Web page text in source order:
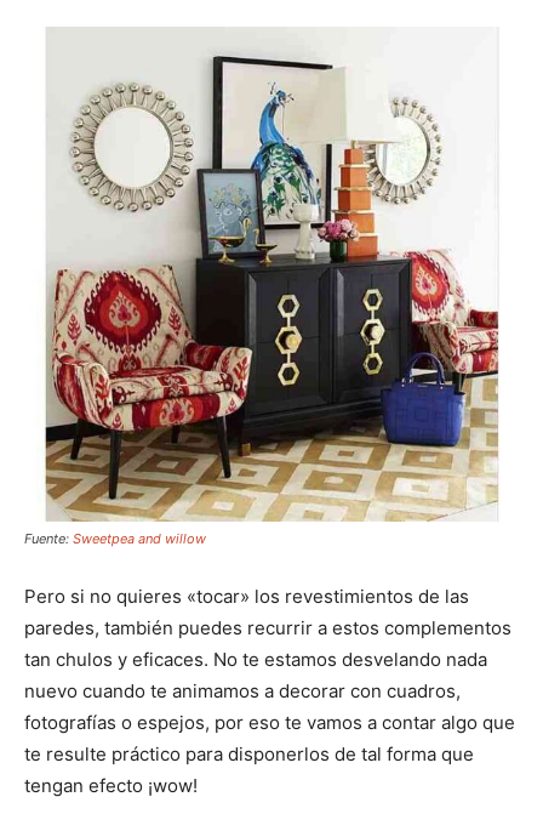
Fuente: Sweetpea and willow
Pero si no quieres «tocar» los revestimientos de las
paredes, también puedes recurrir a estos complementos
tan chulos y eficaces. No te estamos desvelando nada
nuevo cuando te animamos a decorar con cuadros,
fotografías o espejos, por eso te vamos a contar algo que
te resulte práctico para disponerlos de tal forma que
tengan efecto ¡wow!